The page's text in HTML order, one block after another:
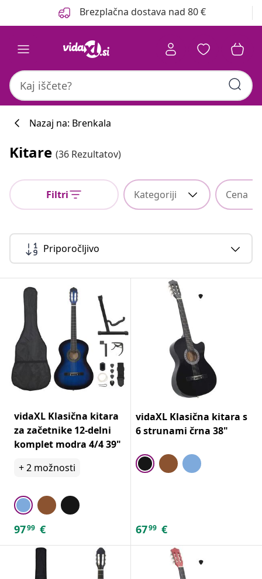
Brezplačna dostava nad 80 €
Nazaj na: Brenkala
Kitare (36 Rezultatov)
Filtri Kategoriji Cena
Priporočljivo
vidaXL Klasična kitara
za začetnike 12-delni
komplet modra 4/4 39"
+2 možnosti
9799 €
vidaXL Klasična kitara s
6 strunami črna 38"
6799 €